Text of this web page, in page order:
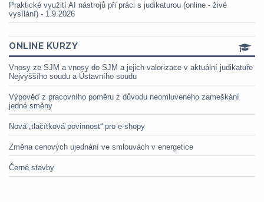
Praktické využití AI nástrojů při práci s judikaturou (online - živé
vysílání) - 1.9.2026
ONLINE KURZY
Vnosy ze SJM a vnosy do SJM a jejich valorizace v aktuální judikatuře
Nejvyššího soudu a Ústavního soudu
Výpověď z pracovního poměru z důvodu neomluveného zameškání
jedné směny
Nová „tlačítková povinnost“ pro e-shopy
Změna cenových ujednání ve smlouvách v energetice
Černé stavby